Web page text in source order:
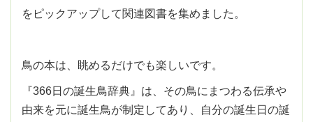
をピックアップして関連図書を集めました。
鳥の本は、眺めるだけでも楽しいです。
『366日の誕生鳥辞典』は、その鳥にまつわる伝承や
由来を元に誕生鳥が制定してあり、自分の誕生日の誕